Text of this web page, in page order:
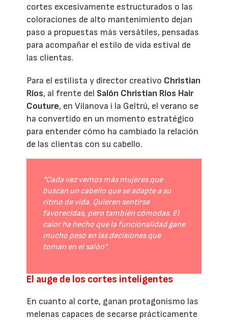
cortes excesivamente estructurados o las
coloraciones de alto mantenimiento dejan
paso a propuestas más versátiles, pensadas
para acompañar el estilo de vida estival de
las clientas.
Para el estilista y director creativo Christian
Ríos, al frente del Salón Christian Ríos Hair
Couture, en Vilanova i la Geltrú, el verano se
ha convertido en un momento estratégico
para entender cómo ha cambiado la relación
de las clientas con su cabello.
“Cada vez vemos más mujeres que
buscan un cabello que se adapte a su
ritmo de vida. Quieren sentirse
favorecidas, pero también cómodas. El
calor ha hecho que la funcionalidad gane
mucho peso en las decisiones que
toman en el salón”.
El auge de los cortes inteligentes
En cuanto al corte, ganan protagonismo las
melenas capaces de secarse prácticamente